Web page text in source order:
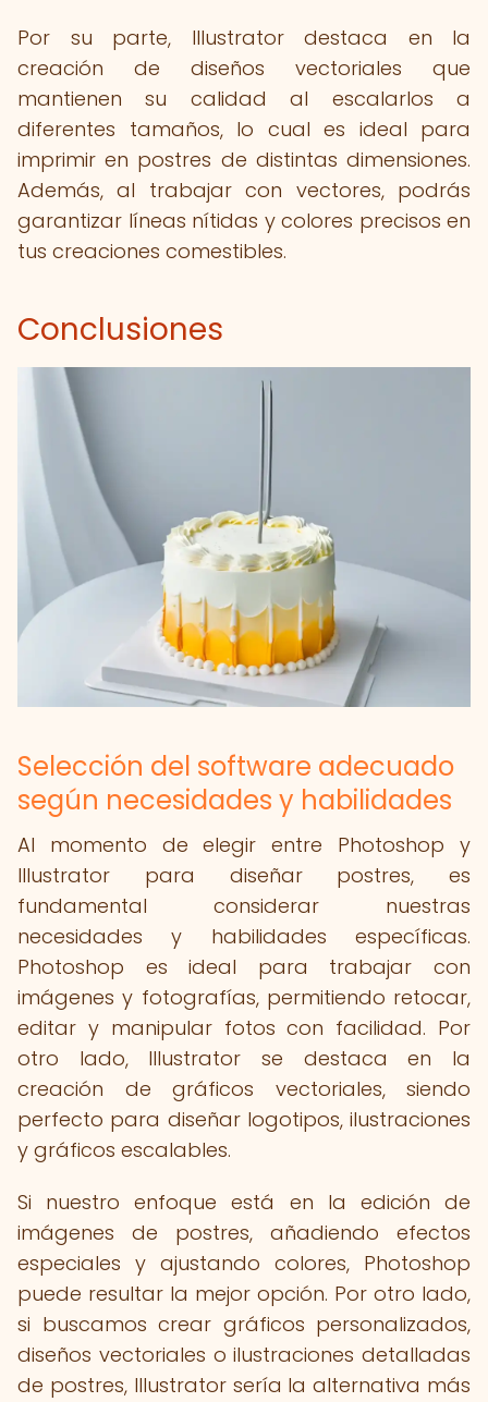
Por su parte, Illustrator destaca en la
creación de diseños vectoriales que
mantienen su calidad al escalarlos a
diferentes tamaños, lo cual es ideal para
imprimir en postres de distintas dimensiones.
Además, al trabajar con vectores, podrás
garantizar líneas nítidas y colores precisos en
tus creaciones comestibles.
Conclusiones
Selección del software adecuado
según necesidades y habilidades
Al momento de elegir entre Photoshop y
Illustrator para diseñar postres, es
fundamental considerar nuestras
necesidades y habilidades específicas.
Photoshop es ideal para trabajar con
imágenes y fotografías, permitiendo retocar,
editar y manipular fotos con facilidad. Por
otro lado, Illustrator se destaca en la
creación de gráficos vectoriales, siendo
perfecto para diseñar logotipos, ilustraciones
y gráficos escalables.
Si nuestro enfoque está en la edición de
imágenes de postres, añadiendo efectos
especiales y ajustando colores, Photoshop
puede resultar la mejor opción. Por otro lado,
si buscamos crear gráficos personalizados,
diseños vectoriales o ilustraciones detalladas
de postres, Illustrator sería la alternativa más